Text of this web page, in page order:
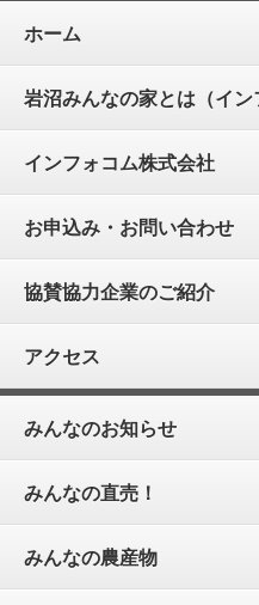
ホーム
岩沼みんなの家とは（イン
インフォコム株式会社
お申込み・お問い合わせ
協賛協力企業のご紹介
アクセス
みんなのお知らせ
みんなの直売！
みんなの農産物